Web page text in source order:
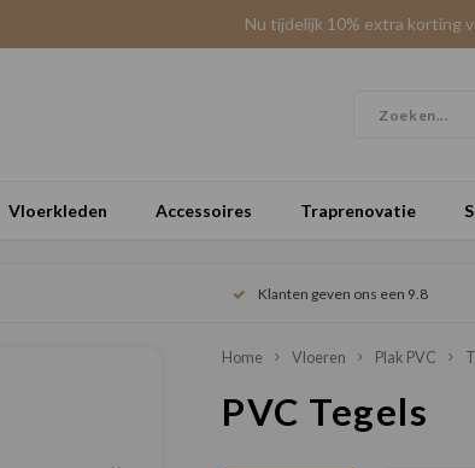
Nu tijdelijk 10% extra korting
Vloerkleden Accessoires Traprenovatie
Klanten geven ons een 9.8
Home Vloeren Plak PVC
PVC Tegels